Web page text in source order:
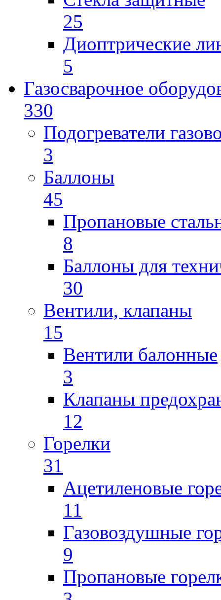
25
Диоптрические
5
Газосварочное
330
Подогреватели
3
Баллоны
45
Пропановые
8
Баллоны для
30
Вентили, клапаны
15
Вентили балонные
3
Клапаны
12
Горелки
31
Ацетиленовые
11
Газовоздушные
9
Пропановые